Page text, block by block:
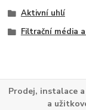
Aktivní uhlí
Filtrační média
Prodej, instalace
a